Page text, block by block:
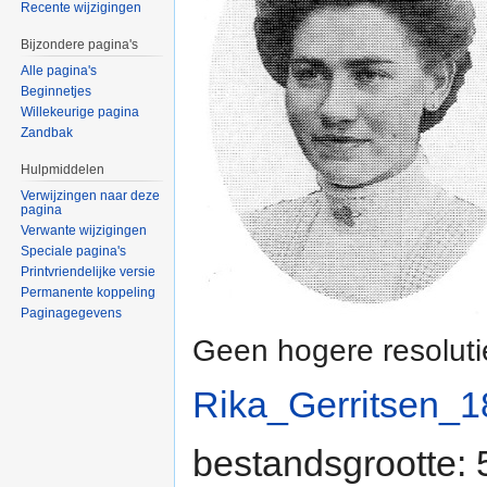
Geen hogere
bestandsgrootte:
Recente wijzigingen
Bijzondere pagina's
Alle pagina's
Beginnetjes
Willekeurige pagina
Zandbak
Hulpmiddelen
Verwijzingen naar deze
pagina
Verwante wijzigingen
Speciale pagina's
Printvriendelijke versie
Permanente koppeling
Paginagegevens